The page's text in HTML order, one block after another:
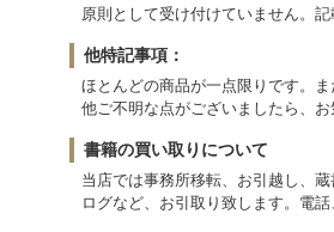
原則として受け付けていません。
他特記事項：
ほとんどの商品が一点限りです。
他ご不明な点がございましたら、お
書籍の買い取りについて
当店では事務所移転、お引越し、
ログなど、お引取り致します。電